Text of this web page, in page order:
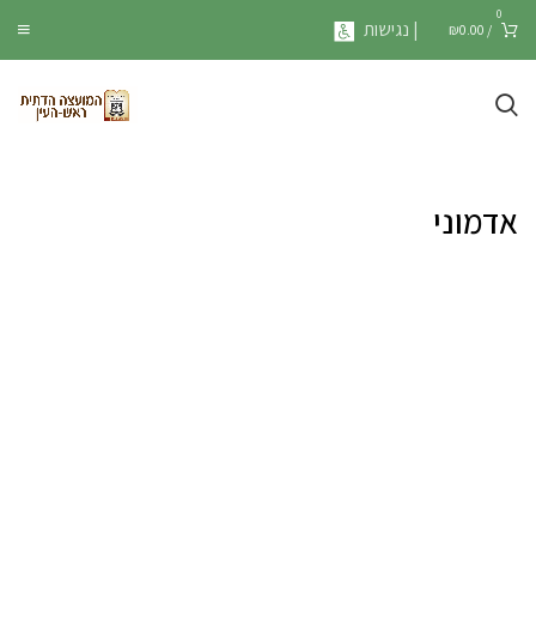
0
/
₪0.00 | נגישות
אדמוני